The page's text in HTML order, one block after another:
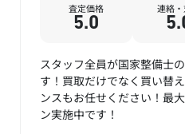
査定価格
5.0
連絡
スタッフ全員が国家整備士
す！買取だけでなく買い替
ンスもお任せください！最
ン実施中です！